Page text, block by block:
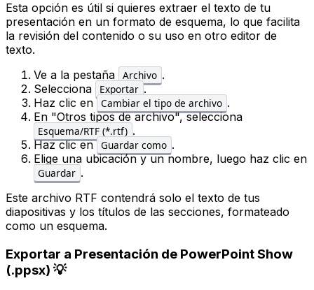
Esta opción es útil si quieres extraer el texto de tu
presentación en un formato de esquema, lo que facilita
la revisión del contenido o su uso en otro editor de
texto.
Ve a la pestaña
Archivo .
Selecciona
Exportar .
Haz clic en Cambiar el tipo de archivo .
En "Otros tipos de archivo", selecciona
Esquema/RTF (*.rtf) .
Haz clic en Guardar como .
Elige una ubicación y un nombre, luego haz clic en
Guardar .
Este archivo RTF contendrá solo el texto de tus
diapositivas y los títulos de las secciones, formateado
como un esquema.
Exportar a Presentación de PowerPoint Show
(.ppsx) 💡